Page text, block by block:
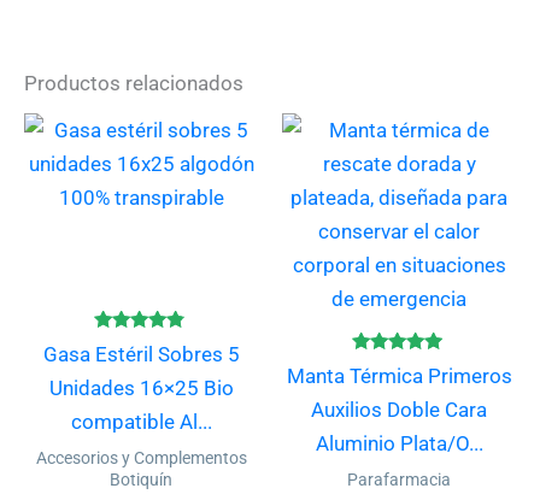
Productos relacionados
Valorado
con
4.67
de 5
Gasa Estéril Sobres 5
Unidades 16×25 Bio
compatible Al...
Accesorios y Complementos
Botiquín
Valorado
con
4.80
de 5
Manta Térmica Primeros
Auxilios Doble Cara
Aluminio Plata/O...
Parafarmacia